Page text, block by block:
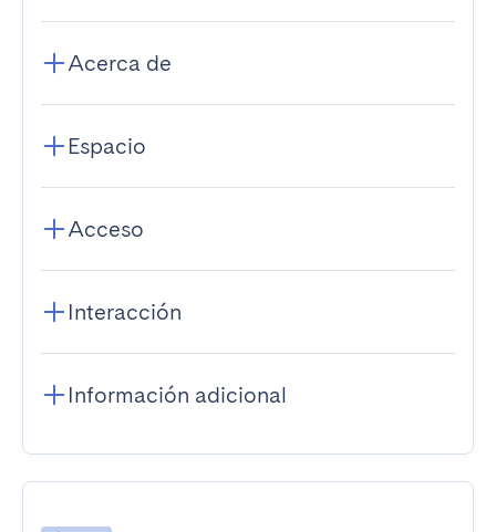
Acerca de
Espacio
Acceso
Interacción
Información adicional